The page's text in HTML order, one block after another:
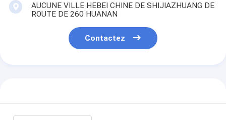
AUCUNE VILLE HEBEI CHINE DE SHIJIAZHUANG DE
ROUTE DE 260 HUANAN
Contactez